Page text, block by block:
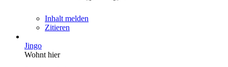
Inhalt melden
Zitieren
Jingo
Wohnt hier